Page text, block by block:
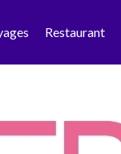
Restaurant